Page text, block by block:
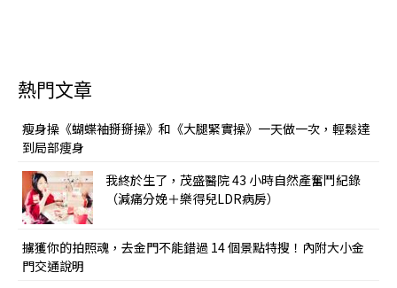
熱門文章
瘦身操《蝴蝶袖掰掰操》和《大腿緊實操》一天做一次，輕鬆達
到局部痩身
我終於生了，茂盛醫院 43 小時自然產奮鬥紀錄
（減痛分娩＋樂得兒LDR病房）
擄獲你的拍照魂，去金門不能錯過 14 個景點特搜！內附大小金
門交通說明